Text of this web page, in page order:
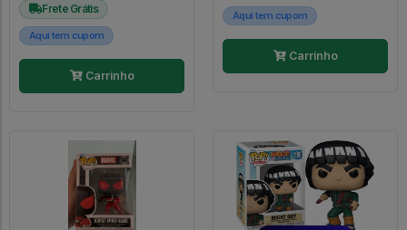
Frete Grátis
Aqui tem cupom
Carrinho
Aqui tem cupom
Carrinho